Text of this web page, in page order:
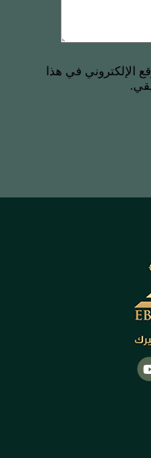
الإلكتروني في هذا